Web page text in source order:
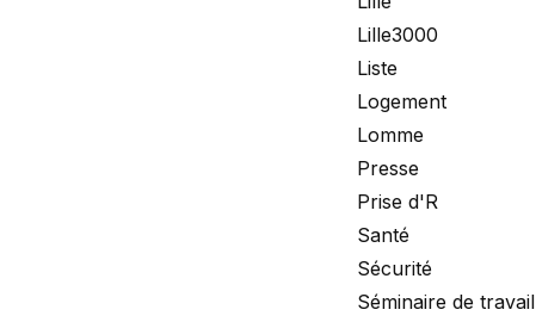
Lille3000
Liste
Logement
Lomme
Presse
Prise d'R
Santé
Sécurité
Séminaire de travail